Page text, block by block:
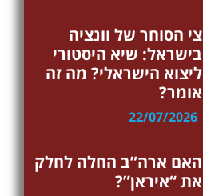
צי הסוחר של וונציה
בישראל: שיא היסטורי
ליצוא הישראלי? מה זה
אומר?
22/07/2026
האם ארה”ב החלה לחלק
את “איראן”?